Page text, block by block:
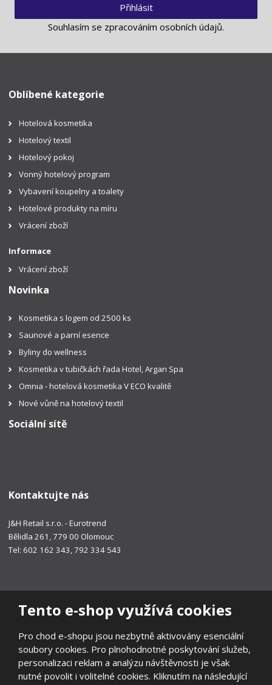
Tento e-shop využívá cookies
Pro chod e-shopu jsou nezbytně aktivovány esenciální
soubory cookies. Pro plnohodnotné poskytování služeb,
personalizaci reklam a analýzu návštěvnosti je však
nutné povolit i volitelné cookies. Kliknutím na následující
Přihlásit
Souhlasím se zpracováním osobních údajů.
Oblíbené kategorie
Hotelová kosmetika
Hotelový textil
Hotelový pokoj
Vonný hotelový program
Vybavení koupelny a toalety
Hotelové produkty na míru
Vrácení zboží
Informace
Vrácení zboží
Novinka
Kosmetika s logem od 2500 ks
Saunové a parní esence
Byliny do wellness
Kosmetika v tubičkách řada Hotel, Argan Spa
Omnia - hotelová kosmetika V ECO kvalitě
Nové vůně na hotelový textil
Sociální sítě
Kontaktujte nás
J&H Retail s.r.o. - Eurotrend
Bělidla 261, 779 00 Olomouc
Tel: 602 162 343, 792 334 543